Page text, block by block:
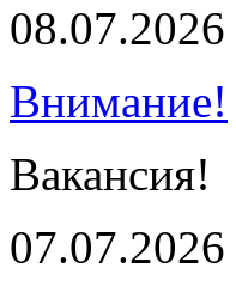
08.07.2026
Внимание!
Вакансия!
07.07.2026